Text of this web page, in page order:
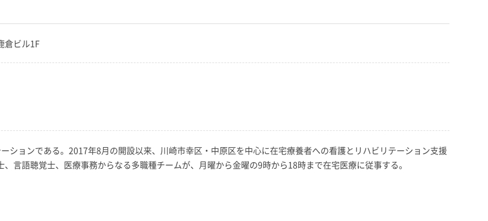
倉ビル1F
ションである。2017年8月の開設以来、川崎市幸区・中原区を中心に在宅療養者への看護とリハビリテーション支援
言語聴覚士、医療事務からなる多職種チームが、月曜から金曜の9時から18時まで在宅医療に従事する。